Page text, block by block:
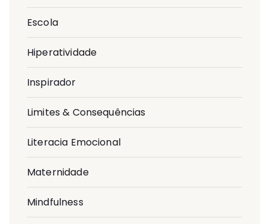
Escola
Hiperatividade
Inspirador
Limites & Consequências
Literacia Emocional
Maternidade
Mindfulness